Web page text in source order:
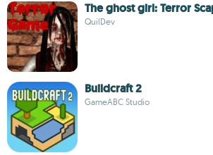
The ghost girl: Terror
QuilDev
Buildcraft 2
GameABC Studio